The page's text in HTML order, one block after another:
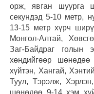
орж, явган шуурга
секундэд 5-10 метр,
13-15 метр хүрч
Монгол-Алтай,
Заг-Байдраг голын
хөндийгөөр
хүйтэн, Хангай,
Туул, Тэрэлж,
шөнөдөө 9-14 хэм